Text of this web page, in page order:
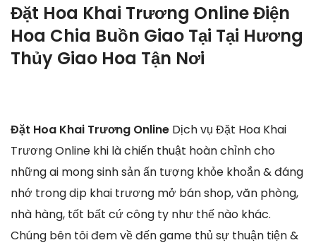
Đặt Hoa Khai Trương Online Điện
Hoa Chia Buồn Giao Tại Tại Hương
Thủy Giao Hoa Tận Nơi
Đặt Hoa Khai Trương Online Dịch vụ Đặt Hoa Khai
Trương Online khi là chiến thuật hoàn chỉnh cho
những ai mong sinh sản ấn tượng khỏe khoắn & đáng
nhớ trong dịp khai trương mở bán shop, văn phòng,
nhà hàng, tốt bất cứ công ty như thế nào khác.
Chúng bên tôi đem về đến game thủ sự thuận tiện &